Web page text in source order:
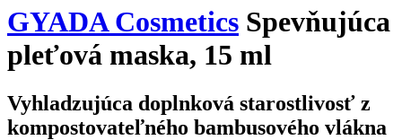
GYADA Cosmetics Spevňujúca
pleťová maska, 15 ml
Vyhladzujúca doplnková starostlivosť z
kompostovateľného bambusového vlákna